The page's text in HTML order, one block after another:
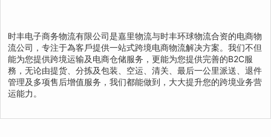
时丰电子商务物流有限公司是嘉里物流与时丰环球物流合资的电商物
流公司，专注于為客戶提供一站式跨境电商物流解决方案。我们不但
能为您提供跨境运输及电商仓储服务，更能为您提供完善的B2C服
務，无论由提货、分拣及包装、空运、清关、最后一公里派送、退件
管理及多项售后增值服务，我们都能做到，大大提升您的跨境业务营
运能力。